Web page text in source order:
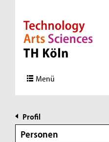
Direkt zur Hauptnavigation
Direkt zur Subnavigation
Direkt zum Inhalt
Direkt zum Fußbereich
Menü
Profil
Personen